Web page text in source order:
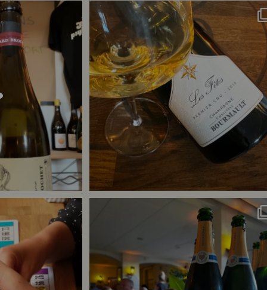
Nature: den du skal
1
Christian Bourmalt, Les Fetes 2018 🍾
4
Nææææ… Kan man Tusind tak til @minglr_netvaerk_for_singler for at...
0